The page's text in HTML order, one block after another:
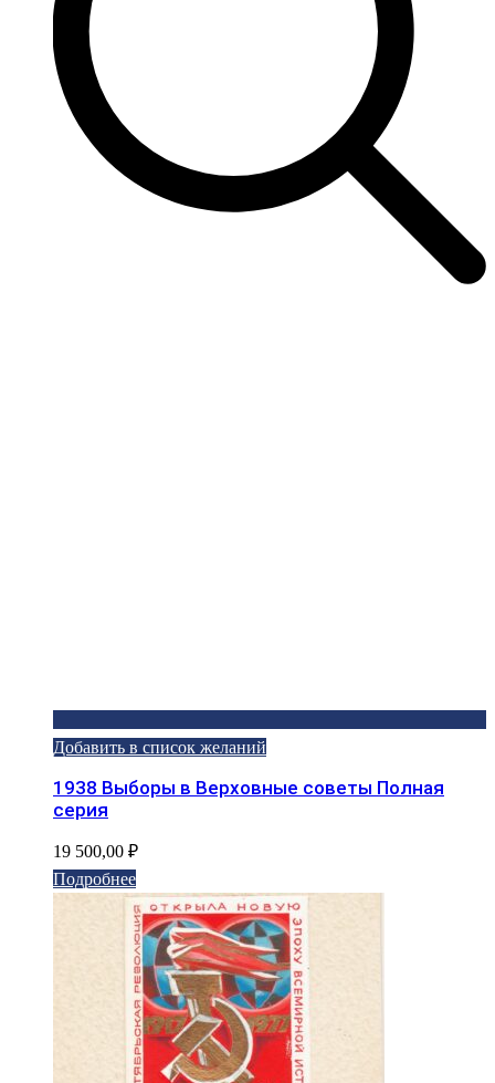
Добавить в список желаний
1938 Выборы в Верховные советы Полная
серия
19 500,00 ₽
Подробнее